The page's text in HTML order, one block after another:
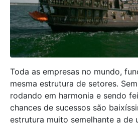
Toda as empresas no mundo,
mesma estrutura de setores.
rodando em harmonia e sendo
chances de sucessos são
estrutura muito semelhante a de